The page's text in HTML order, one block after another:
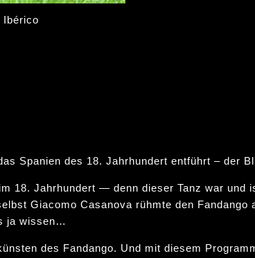
Ibérico
Spanien des 18. Jahrhundert entführt – der
18. Jahrhundert — denn dieser Tanz war und
Giacomo Casanova rühmte den
ja wissen…
des Fandango. Und mit diesem